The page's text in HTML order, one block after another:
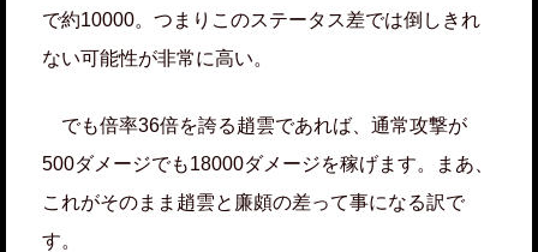
で約10000。つまりこのステータス差では倒しきれ
ない可能性が非常に高い。
でも倍率36倍を誇る趙雲であれば、通常攻撃が
500ダメージでも18000ダメージを稼げます。まあ、
これがそのまま趙雲と廉頗の差って事になる訳で
す。